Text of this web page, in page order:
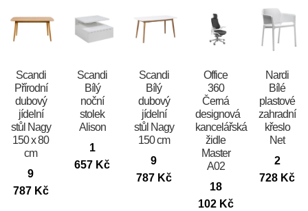
Scandi
Přírodní
dubový
jídelní
stůl Nagy
150 x 80
cm
9
787 Kč
Scandi
Bílý
noční
stolek
Alison
1
657 Kč
Scandi
Bílý
dubový
jídelní
stůl Nagy
150 cm
9
787 Kč
Office
360
Černá
designová
kancelářská
židle
Master
A02
18
102 Kč
Nardi
Bílé
plastové
zahradní
křeslo
Net
2
728 Kč